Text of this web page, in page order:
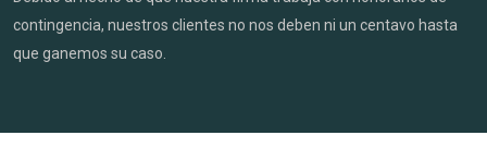
contingencia, nuestros clientes no nos deben ni un centavo hasta
que ganemos su caso.